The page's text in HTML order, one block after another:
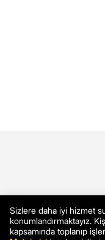
Sizlere daha iyi hizmet
konumlandırmaktayız.
kapsamında toplanıp